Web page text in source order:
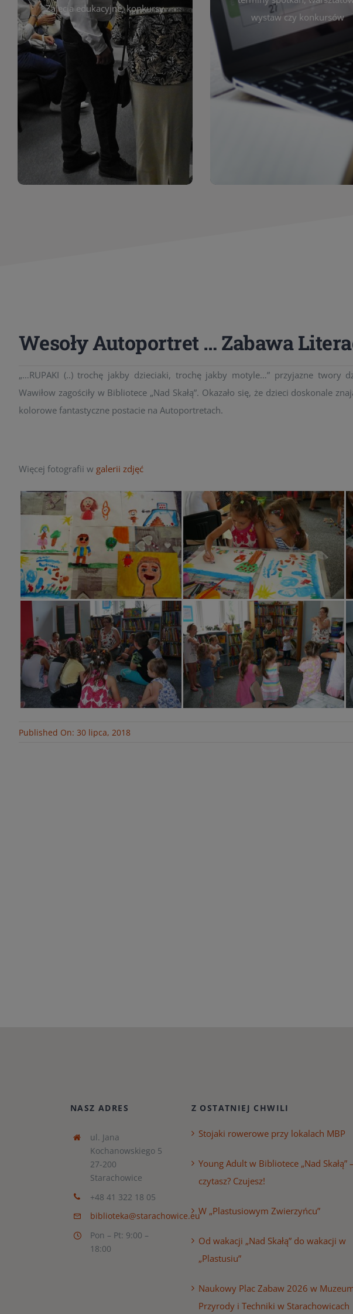
Zajęcia edukacyjne, konkursy
Wystawy
Biblioteka organizuje prezentujące
zarówno sztukę lokalnych twórców,
jak i zbiory tematyczne. W tej sekcji
znajdziesz informacje o aktualnych
ekspozycjach oraz archiwum wystaw
z poprzednich lat. Prezentowane
prace obejmują malarstwo,
wystaw czy konkursów
Cię wydarzeniach.
harmonogram na bieżąco, by
był zgodny z planem pracy
Zapraszamy do śledzenia i
uczestnictwa w życiu
miasta!
Wesoły Autoportret … Zabawa
„…RUPAKI (..) trochę jakby dzieciaki, trochę jakby motyle…” przyjazne twory
Wawiłow zagościły w Bibliotece „Nad Skałą”. Okazało się, że dzieci doskonale
kolorowe fantastyczne postacie na Autoportretach.
Więcej fotografii w galerii zdjęć
Published On: 30 lipca, 2018
NASZ ADRES
ul. Jana
Kochanowskiego 5
27-200
Starachowice
+48 41 322 18 05
biblioteka@starachowice.eu
Pon – Pt: 9:00 –
18:00
Z OSTATNIEJ CHWILI
Stojaki rowerowe przy lokalach MBP
Young Adult w Bibliotece „Nad Skałą” –
czytasz? Czujesz!
W „Plastusiowym Zwierzyńcu”
Od wakacji „Nad Skałą” do wakacji w
„Plastusiu”
Naukowy Plac Zabaw 2026 w
Przyrody i Techniki w Starachowicach